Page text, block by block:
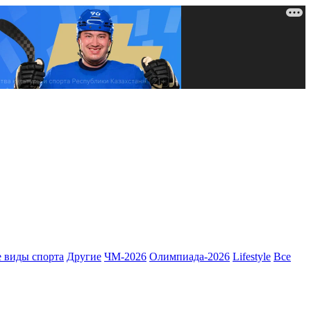
виды спорта Другие ЧМ-2026 Олимпиада-2026 Lifestyle Все